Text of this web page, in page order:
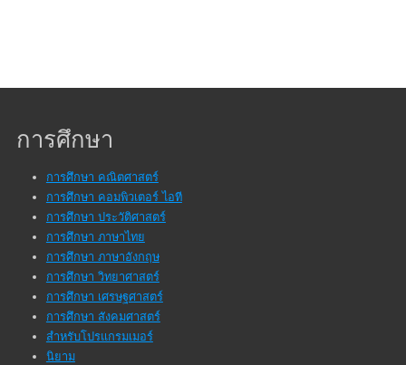
การศึกษา
การศึกษา คณิตศาสตร์
การศึกษา คอมพิวเตอร์ ไอที
การศึกษา ประวัติศาสตร์
การศึกษา ภาษาไทย
การศึกษา ภาษาอังกฤษ
การศึกษา วิทยาศาสตร์
การศึกษา เศรษฐศาสตร์
การศึกษา สังคมศาสตร์
สำหรับโปรแกรมเมอร์
นิยาม